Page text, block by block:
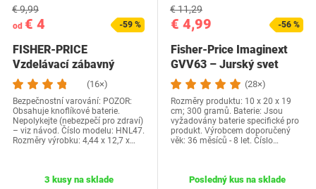
od € 4
€ 9,99
-59 %
FISHER-PRICE
Vzdelávací zábavný
chytrý telefón 2 v 1 -…
(16×)
Bezpečnostní varování: POZOR:
Obsahuje knoflíkové baterie.
Nepolykejte (nebezpečí pro zdraví)
– viz návod. Číslo modelu: HNL47.
Rozměry výrobku: 4,44 x 12,7 x…
3 kusy na sklade
€ 4,99
€ 11,29
-56 %
Fisher-Price Imaginext
GVV63 – Jurský svet
Claw Attack… (28×)
Rozměry produktu: 10 x 20 x 19
cm; 300 gramů. Baterie: Jsou
vyžadovány baterie specifické pro
produkt. Výrobcem doporučený
věk: 36 měsíců - 8 let. Číslo…
Posledný kus na sklade